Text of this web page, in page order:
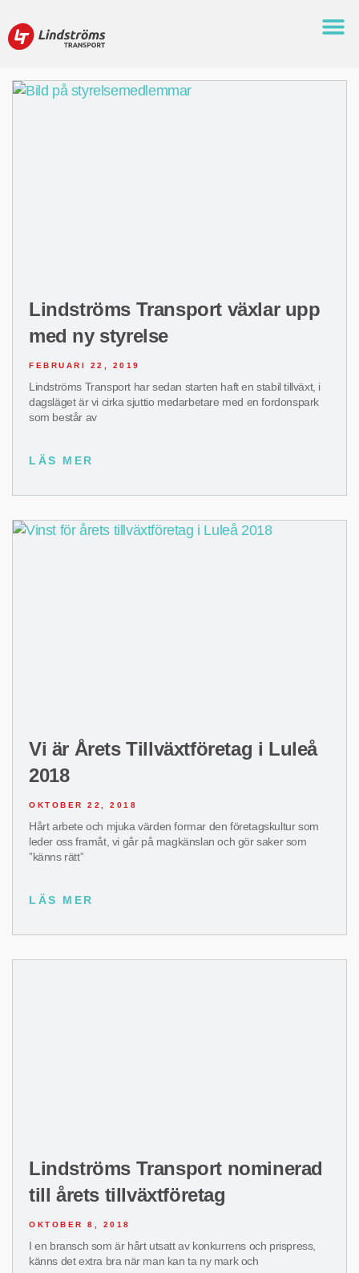
Lindströms Transport växlar upp
med ny styrelse
FEBRUARI 22, 2019
Lindströms Transport har sedan starten haft en stabil tillväxt, i
dagsläget är vi cirka sjuttio medarbetare med en fordonspark
som består av
LÄS MER
Vi är Årets Tillväxtföretag i Luleå
2018
OKTOBER 22, 2018
Hårt arbete och mjuka värden formar den företagskultur som
leder oss framåt, vi går på magkänslan och gör saker som
”känns rätt”
LÄS MER
Lindströms Transport nominerad
till årets tillväxtföretag
OKTOBER 8, 2018
I en bransch som är hårt utsatt av konkurrens och prispress,
känns det extra bra när man kan ta ny mark och